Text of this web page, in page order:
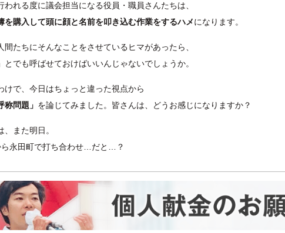
われる度に議会担当になる役員・職員さんたちは、
を購入して頭に顔と名前を叩き込む作業をするハメになります。
間たちにそんなことをさせているヒマがあったら、
とでも呼ばせておけばいいんじゃないでしょうか。
けで、今日はちょっと違った視点から
称問題」 を論じてみました。皆さんは、どうお感じになりますか？
、また明日。
ら永田町で打ち合わせ…だと…？